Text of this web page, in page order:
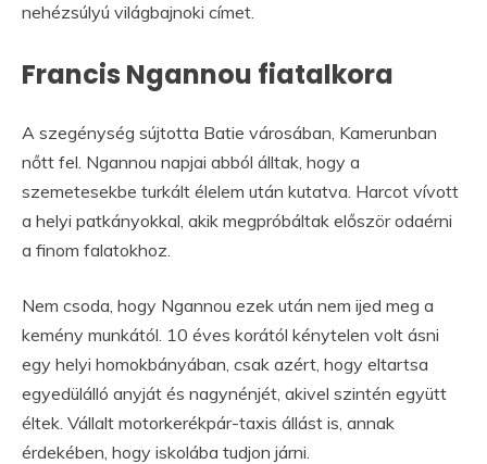
nehézsúlyú világbajnoki címet.
Francis Ngannou fiatalkora
A szegénység sújtotta Batie városában, Kamerunban
nőtt fel. Ngannou napjai abból álltak, hogy a
szemetesekbe turkált élelem után kutatva. Harcot vívott
a helyi patkányokkal, akik megpróbáltak először odaérni
a finom falatokhoz.
Nem csoda, hogy Ngannou ezek után nem ijed meg a
kemény munkától. 10 éves korától kénytelen volt ásni
egy helyi homokbányában, csak azért, hogy eltartsa
egyedülálló anyját és nagynénjét, akivel szintén együtt
éltek. Vállalt motorkerékpár-taxis állást is, annak
érdekében, hogy iskolába tudjon járni.